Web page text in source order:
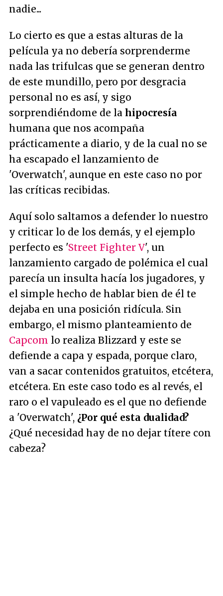
nadie...
Lo cierto es que a estas alturas de la
película ya no debería sorprenderme
nada las trifulcas que se generan dentro
de este mundillo, pero por desgracia
personal no es así, y sigo
sorprendiéndome de la hipocresía
humana que nos acompaña
prácticamente a diario, y de la cual no se
ha escapado el lanzamiento de
'Overwatch', aunque en este caso no por
las críticas recibidas.
Aquí solo saltamos a defender lo nuestro
y criticar lo de los demás, y el ejemplo
perfecto es 'Street Fighter V', un
lanzamiento cargado de polémica el cual
parecía un insulta hacía los jugadores, y
el simple hecho de hablar bien de él te
dejaba en una posición ridícula. Sin
embargo, el mismo planteamiento de
Capcom lo realiza Blizzard y este se
defiende a capa y espada, porque claro,
van a sacar contenidos gratuitos, etcétera,
etcétera. En este caso todo es al revés, el
raro o el vapuleado es el que no defiende
a 'Overwatch', ¿Por qué esta dualidad?
¿Qué necesidad hay de no dejar títere con
cabeza?